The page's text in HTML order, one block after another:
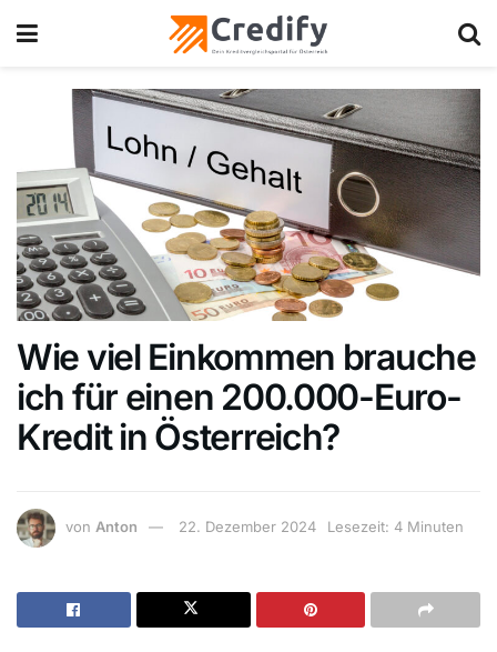
Wie viel Einkommen brauche
ich für einen 200.000-Euro-
Kredit in Österreich?
von Anton 22. Dezember 2024 Lesezeit: 4 Minuten